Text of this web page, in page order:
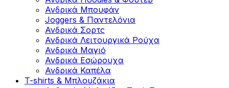
Ανδρικά Μπουφάν
Joggers & Παντελόνια
Ανδρικά Σορτς
Ανδρικά Λειτουργικά Ρούχα
Ανδρικά Μαγιό
Ανδρικά Εσώρουχα
Ανδρικά Καπέλα
T-shirts & Μπλουζάκια